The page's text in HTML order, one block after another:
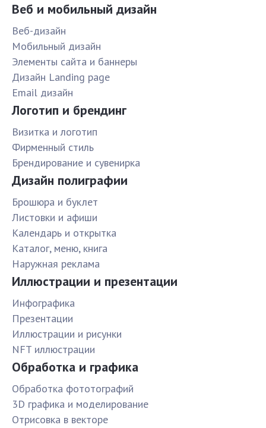
Веб и мобильный дизайн
Веб-дизайн
Мобильный дизайн
Элементы сайта и баннеры
Дизайн Landing page
Email дизайн
Логотип и брендинг
Визитка и логотип
Фирменный стиль
Брендирование и сувенирка
Дизайн полиграфии
Брошюра и буклет
Листовки и афиши
Календарь и открытка
Каталог, меню, книга
Наружная реклама
Иллюстрации и презентации
Инфографика
Презентации
Иллюстрации и рисунки
NFT иллюстрации
Обработка и графика
Обработка фототографий
3D графика и моделирование
Отрисовка в векторе